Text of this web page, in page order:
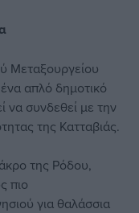
Μεταξουργείου
απλό δημοτικό
να συνδεθεί με την
της Κατταβιάς.
της Ρόδου,
πιο
για θαλάσσια